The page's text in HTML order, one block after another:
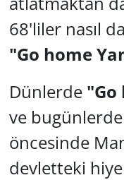
68'liler nasıl
"Go home
Dünlerde "Go
ve bugünlerde
öncesinde
devletteki